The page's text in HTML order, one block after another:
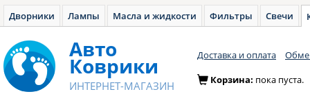
Дворники Лампы Масла и жидкости Фильтры Свечи
Авто
Коврики
ИНТЕРНЕТ-МАГАЗИН
Доставка и оплата
Корзина: пока пуста.